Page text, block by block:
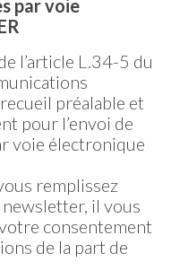
par voie
l’article L.34-5 du
préalable et
pour l’envoi de
voie électronique
remplissez
il vous
consentement
de la part de